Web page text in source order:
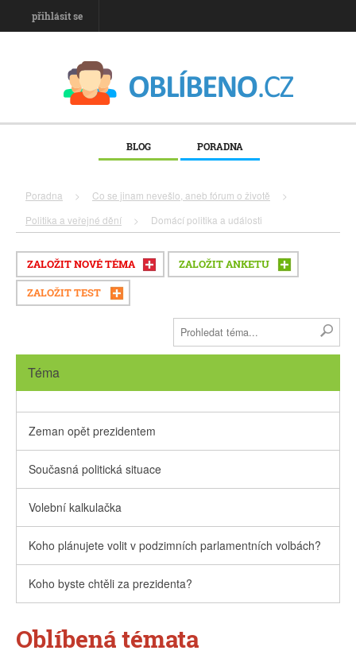
přihlásit se
BLOG PORADNA
Poradna > Co se jinam nevešlo, aneb fórum o životě
>
Politika a veřejné dění
> Domácí politika a události
ZALOŽIT NOVÉ TÉMA ZALOŽIT ANKETU
ZALOŽIT TEST
Téma
Zeman opět prezidentem
Současná politická situace
Volební kalkulačka
Koho plánujete volit v podzimních parlamentních volbách?
Koho byste chtěli za prezidenta?
Oblíbená témata